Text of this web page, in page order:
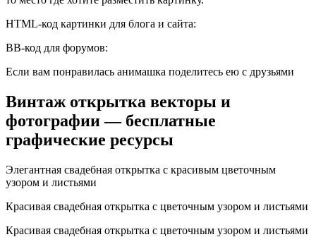
HTML-код картинки для блога и сайта:
BB-код для форумов:
Если вам понравилась анимашка поделитесь ею с друзьями
Винтаж открытка векторы и
фотографии — бесплатные
графические ресурсы
Элегантная свадебная открытка с красивым цветочным
узором и листьями
Красивая свадебная открытка с цветочным узором и листьями
Красивая свадебная открытка с цветочным узором и листьями